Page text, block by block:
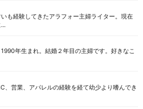
も経験してきたアラフォー主婦ライター。現在
年生まれ。結婚２年目の主婦です。好きなこ
、営業、アパレルの経験を経て幼少より嗜んでき